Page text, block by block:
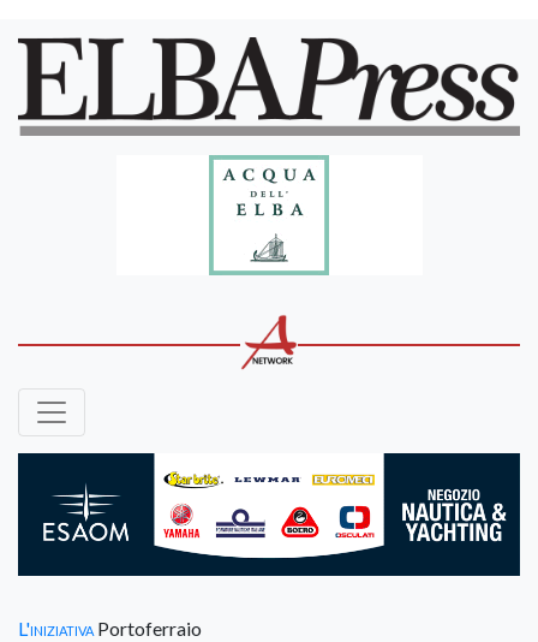
L'iniziativa Portoferraio